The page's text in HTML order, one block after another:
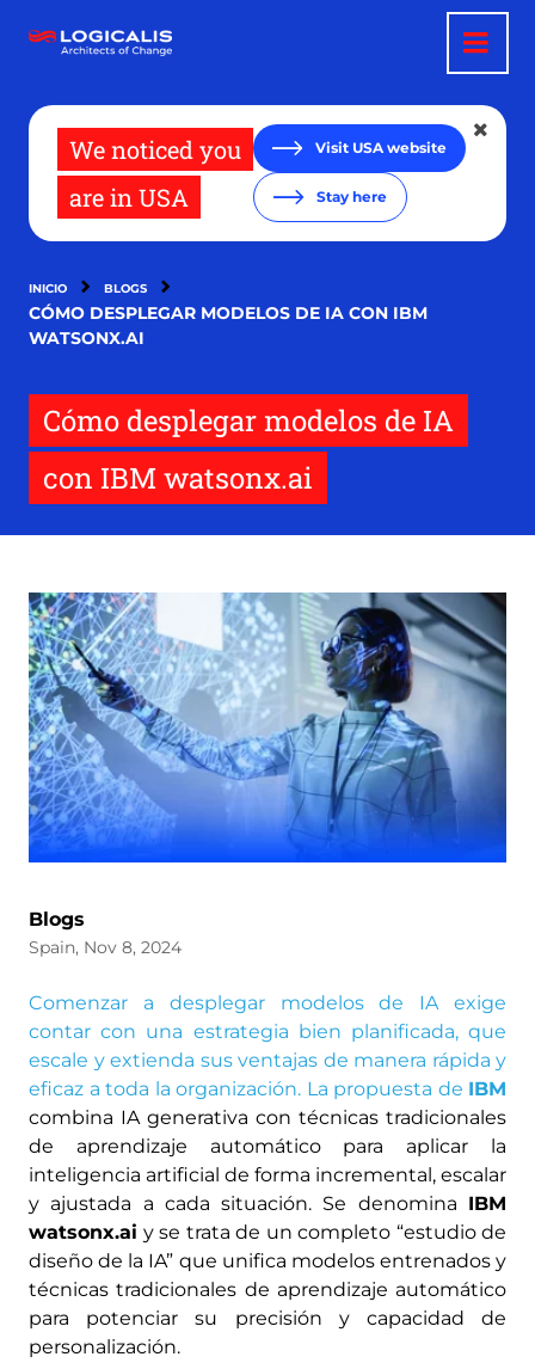
contenido
We noticed you
are in USA
Visit USA website
Stay here
INICIO BLOGS
CÓMO DESPLEGAR MODELOS DE IA CON IBM
WATSONX.AI
Cómo desplegar modelos de IA
con IBM watsonx.ai
Blogs
Spain, Nov 8, 2024
Comenzar a desplegar modelos de IA exige
contar con una estrategia bien planificada, que
escale y extienda sus ventajas de manera rápida y
eficaz a toda la organización. La propuesta de IBM
combina IA generativa con técnicas tradicionales
de aprendizaje automático para aplicar la
inteligencia artificial de forma incremental, escalar
y ajustada a cada situación. Se denomina IBM
watsonx.ai y se trata de un completo “estudio de
diseño de la IA” que unifica modelos entrenados y
técnicas tradicionales de aprendizaje automático
para potenciar su precisión y capacidad de
personalización.